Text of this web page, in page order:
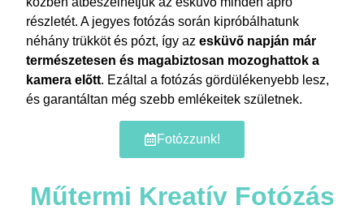
részletét. A jegyes fotózás során kipróbálhatunk
néhány trükköt és pózt, így az esküvő napján már
természetesen és magabiztosan mozoghattok a
kamera előtt. Ezáltal a fotózás gördülékenyebb lesz,
és garantáltan még szebb emlékeitek születnek.
Fotózzunk!
Műtermi Kreatív Fotózás